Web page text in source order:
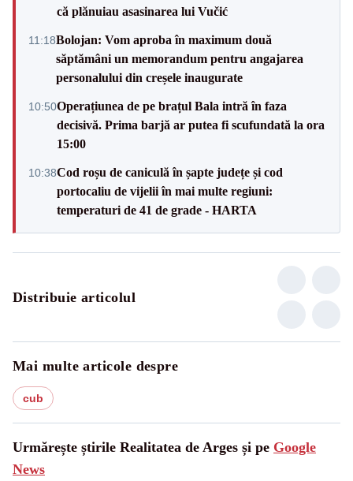
că plănuiau asasinarea lui Vučić
11:18Bolojan: Vom aproba în maximum două
săptămâni un memorandum pentru angajarea
personalului din creșele inaugurate
10:50Operațiunea de pe brațul Bala intră în faza
decisivă. Prima barjă ar putea fi scufundată la ora
15:00
10:38Cod roșu de caniculă în șapte județe și cod
portocaliu de vijelii în mai multe regiuni:
temperaturi de 41 de grade - HARTA
Distribuie articolul
Mai multe articole despre
cub
Urmărește știrile Realitatea de Arges și pe Google
News